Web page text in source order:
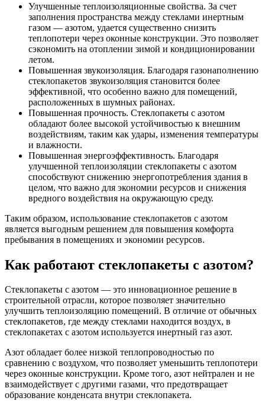
Улучшенные теплоизоляционные свойства. За счет
заполнения пространства между стеклами инертным
газом — азотом, удается существенно снизить
теплопотери через оконные конструкции. Это позволяет
сэкономить на отоплении зимой и кондиционировании
летом.
Повышенная звукоизоляция. Благодаря газонаполнению
стеклопакетов звукоизоляция становится более
эффективной, что особенно важно для помещений,
расположенных в шумных районах.
Повышенная прочность. Стеклопакеты с азотом
обладают более высокой устойчивостью к внешним
воздействиям, таким как удары, изменения температуры
и влажности.
Повышенная энергоэффективность. Благодаря
улучшенной теплоизоляции стеклопакеты с азотом
способствуют снижению энергопотребления здания в
целом, что важно для экономии ресурсов и снижения
вредного воздействия на окружающую среду.
Таким образом, использование стеклопакетов с азотом
является выгодным решением для повышения комфорта
пребывания в помещениях и экономии ресурсов.
Как работают стеклопакеты с азотом?
Стеклопакеты с азотом — это инновационное решение в
строительной отрасли, которое позволяет значительно
улучшить теплоизоляцию помещений. В отличие от обычных
стеклопакетов, где между стеклами находится воздух, в
стеклопакетах с азотом используется инертный газ азот.
Азот обладает более низкой теплопроводностью по
сравнению с воздухом, что позволяет уменьшить теплопотери
через оконные конструкции. Кроме того, азот нейтрален и не
взаимодействует с другими газами, что предотвращает
образование конденсата внутри стеклопакета.